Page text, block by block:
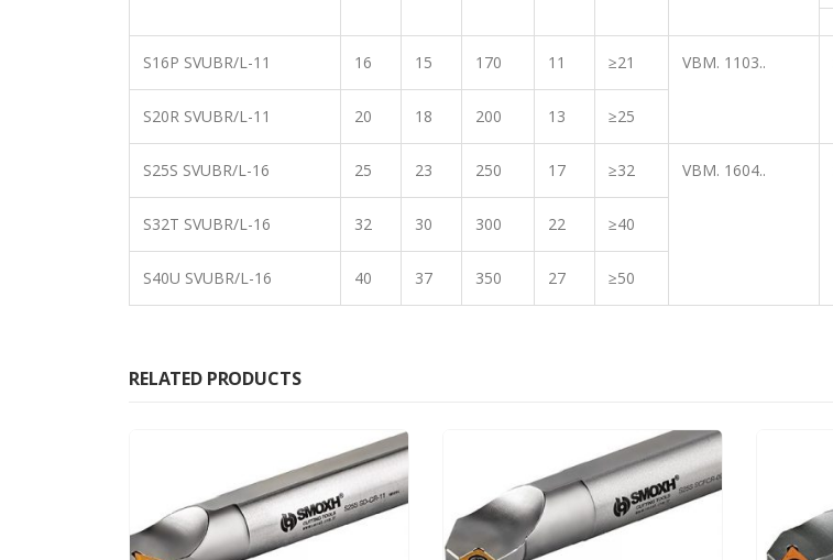
S16P SVUBR/L-11 16 15 170 11 ≥21 VBM. 1103..
S20R SVUBR/L-11 20 18 200 13 ≥25
S25S SVUBR/L-16 25 23 250 17 ≥32 VBM. 1604..
S32T SVUBR/L-16 32 30 300 22 ≥40
S40U SVUBR/L-16 40 37 350 27 ≥50
RELATED PRODUCTS